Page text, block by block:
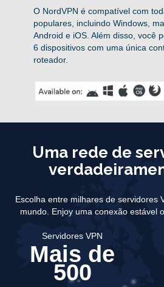
O NordVPN é compatível com
populares, incluindo Windows,
Android e iOS. Além disso, você
6 dispositivos com uma única
roteador.
Uma rede de
Escolha entre milhares de servidores
mundo. Enjoy uma conexão estável
Servidores VPN
Mais de
500